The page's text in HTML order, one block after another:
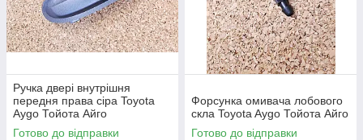
Ручка двері внутрішня
передня права сіра Toyota
Aygo Тойота Айго
Готово до відправки
Форсунка омивача лобового
скла Toyota Aygo Тойота Айго
Готово до відправки